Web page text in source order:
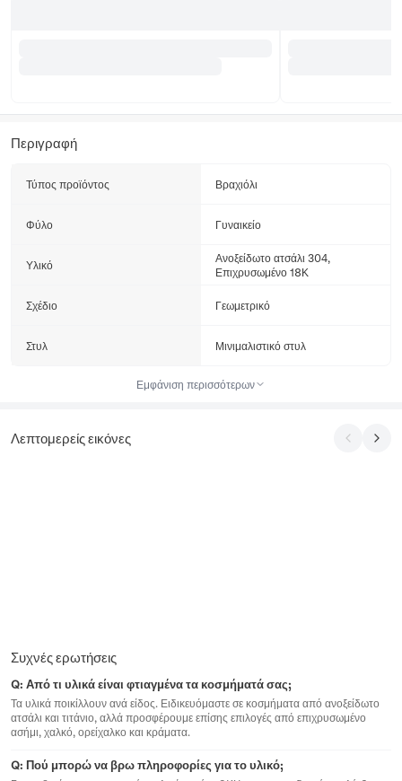
Περιγραφή
Τύπος προϊόντος Βραχιόλι
Φύλο Γυναικείο
Υλικό
Ανοξείδωτο ατσάλι 304,
Επιχρυσωμένο 18Κ
Σχέδιο Γεωμετρικό
Στυλ Μινιμαλιστικό στυλ
Εμφάνιση περισσότερων
Λεπτομερείς εικόνες
Συχνές ερωτήσεις
Q: Από τι υλικά είναι φτιαγμένα τα κοσμήματά σας;
Τα υλικά ποικίλλουν ανά είδος. Ειδικευόμαστε σε κοσμήματα από ανοξείδωτο
ατσάλι και τιτάνιο, αλλά προσφέρουμε επίσης επιλογές από επιχρυσωμένο
ασήμι, χαλκό, ορείχαλκο και κράματα.
Q: Πού μπορώ να βρω πληροφορίες για το υλικό;